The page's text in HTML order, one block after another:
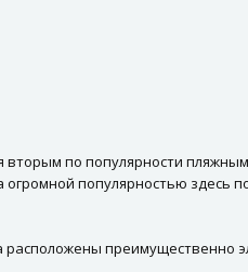
вторым по популярности
популярностью здесь
расположены преимущественно